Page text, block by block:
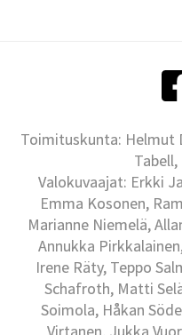
Toimituskunta: Helmut
Valokuvaajat: Erkki
Emma Kosonen,
Marianne Niemelä,
Annukka
Irene Räty, Teppo
Schafroth, Matti
Soimola, Håkan